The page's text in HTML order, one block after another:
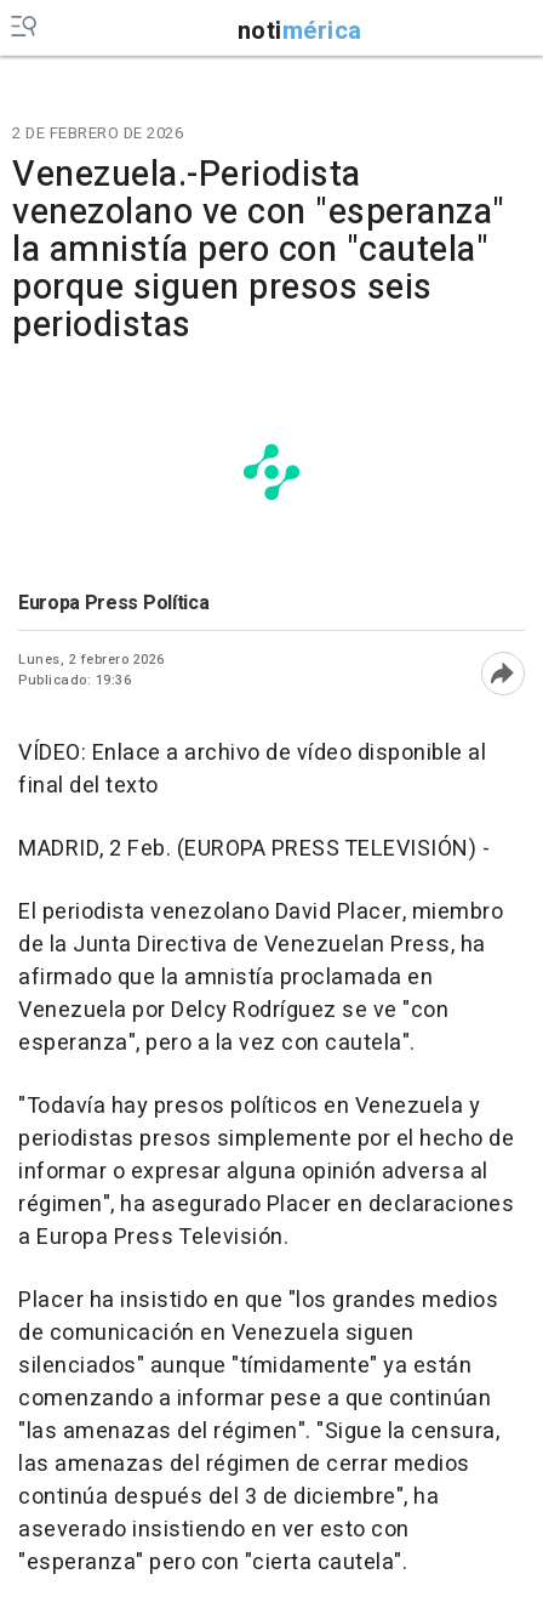
notimérica
2 DE FEBRERO DE 2026
Venezuela.-Periodista
venezolano ve con "esperanza"
la amnistía pero con "cautela"
porque siguen presos seis
periodistas
Europa Press Política
Lunes, 2 febrero 2026
Publicado: 19:36
VÍDEO: Enlace a archivo de vídeo disponible al
final del texto
MADRID, 2 Feb. (EUROPA PRESS TELEVISIÓN) -
El periodista venezolano David Placer, miembro
de la Junta Directiva de Venezuelan Press, ha
afirmado que la amnistía proclamada en
Venezuela por Delcy Rodríguez se ve "con
esperanza", pero a la vez con cautela".
"Todavía hay presos políticos en Venezuela y
periodistas presos simplemente por el hecho de
informar o expresar alguna opinión adversa al
régimen", ha asegurado Placer en declaraciones
a Europa Press Televisión.
Placer ha insistido en que "los grandes medios
de comunicación en Venezuela siguen
silenciados" aunque "tímidamente" ya están
comenzando a informar pese a que continúan
"las amenazas del régimen". "Sigue la censura,
las amenazas del régimen de cerrar medios
continúa después del 3 de diciembre", ha
aseverado insistiendo en ver esto con
"esperanza" pero con "cierta cautela".